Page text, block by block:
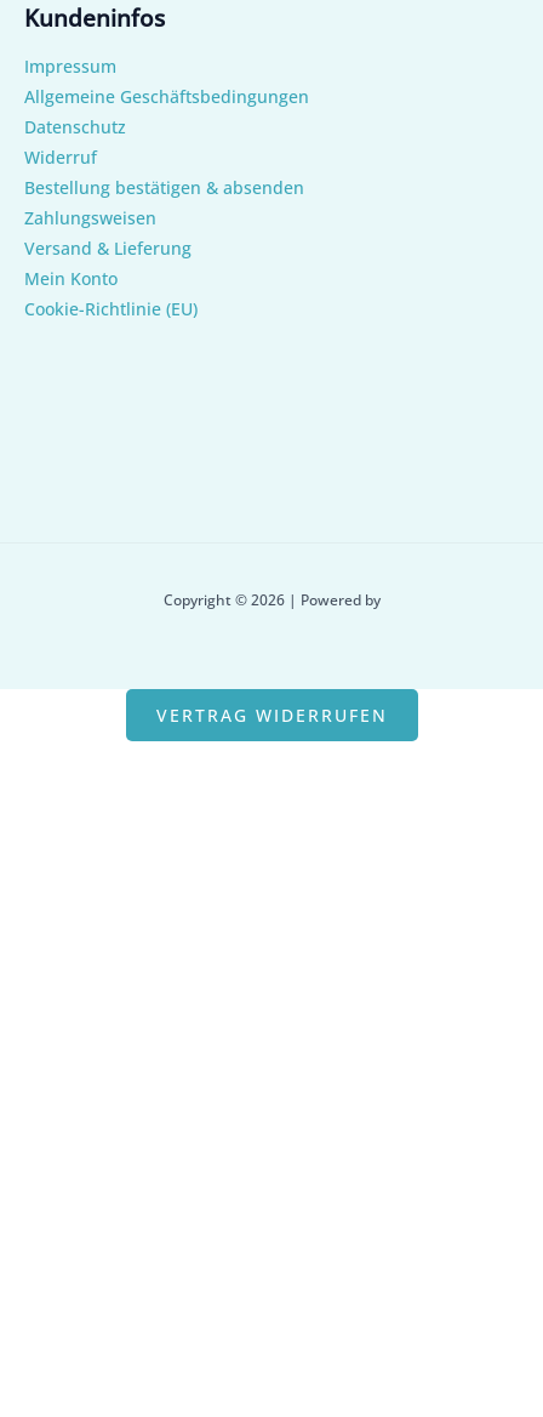
Kundeninfos
Impressum
Allgemeine Geschäftsbedingungen
Datenschutz
Widerruf
Bestellung bestätigen & absenden
Zahlungsweisen
Versand & Lieferung
Mein Konto
Cookie-Richtlinie (EU)
Copyright © 2026 | Powered by
VERTRAG WIDERRUFEN